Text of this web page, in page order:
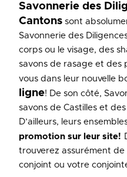
Savonnerie des
Cantonssont
Savonnerie des
corps ou le visage, des
savons de rasage et des
vous dans leur nouvelle
ligne! De son côté,
savons de Castilles et
D’ailleurs, leurs
promotion sur leur site!
trouverez assurément
conjoint ou votre